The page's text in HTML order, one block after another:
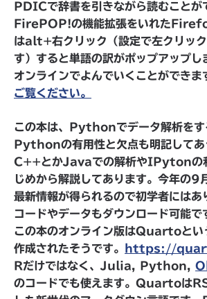
PDICで辞書を引きながら読むことが
FirePOP!の機能拡張をいれた
はalt+右クリック（設定で左クリッ
す）すると単語の訳がポップアップし
オンラインでよんでいくことができま
ご覧ください。
この本は、Pythonでデータ解析をす
Pythonの有用性と欠点も明記してあ
C++とかJavaでの解析やIPytonの
じめから解説してあります。今年の9
最新情報が得られるので初学者にはあ
コードやデータもダウンロード可能で
この本のオンライン版はQuartoとい
作成されたそうです。
https://
Rだけではなく、Julia, Python,
のコードでも使えます。Quartoは